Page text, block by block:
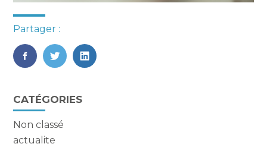
Partager :
FaceBook
TwitterLinkedIn
Blog
sidebar
CATÉGORIES
Non classé
actualite